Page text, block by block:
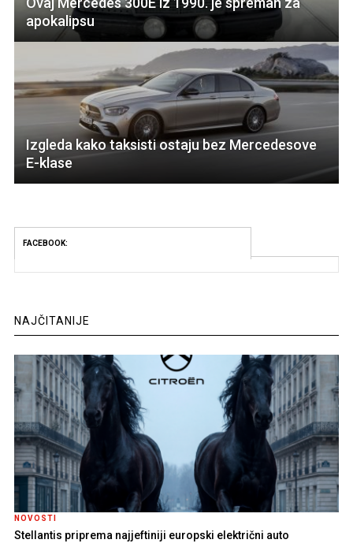
apokalipsu
Izgleda kako taksisti ostaju bez Mercedesove
E-klase
FACEBOOK:
NAJČITANIJE
NOVOSTI
Stellantis priprema najjeftiniji europski električni auto